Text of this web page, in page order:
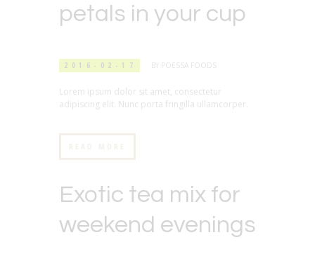
petals in your cup
2016-02-17 BY POESSA FOODS
Lorem ipsum dolor sit amet, consectetur
adipiscing elit. Nunc porta fringilla ullamcorper.
Exotic tea mix for
weekend evenings